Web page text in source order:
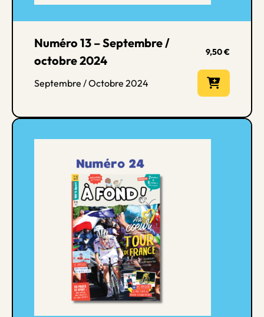
Numéro 13 – Septembre /
octobre 2024
9,50€
Septembre / Octobre 2024